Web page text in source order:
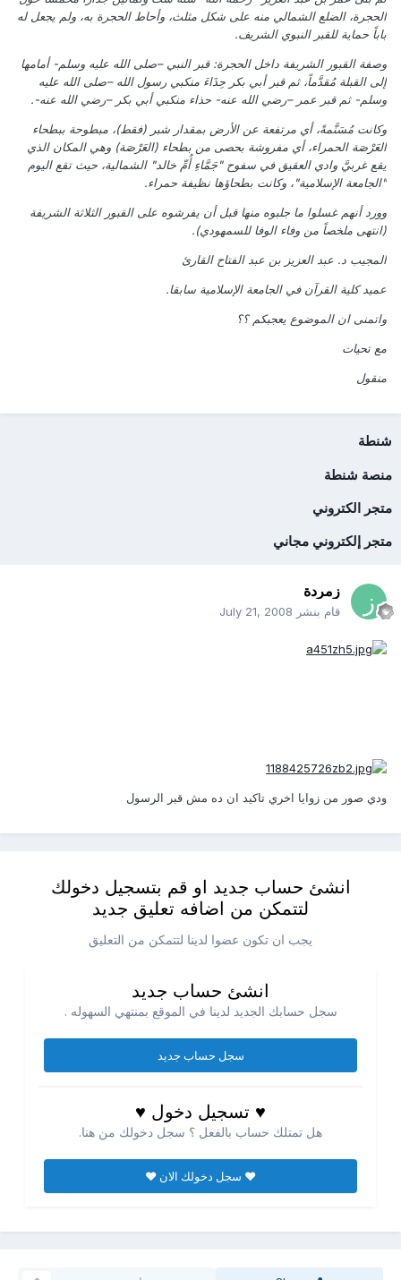
الحجرة، الضلع الشمالي منه على شكل مثلث، وأحاط الحجرة به، ولم يجعل له
باباً حماية للقبر النبوي الشريف.
وصفة القبور الشريفة داخل الحجرة: قبر النبي –صلى الله عليه وسلم- أمامها
إلى القبلة مُقدَّماً، ثم قبر أبي بكر حِذَاءَ منكبي رسول الله –صلى الله عليه
وسلم- ثم قبر عمر –رضي الله عنه- حذاء منكبي أبي بكر –رضي الله عنه-.
وكانت مُسَنَّمةً، أي مرتفعة عن الأرض بمقدار شبر (فقط)، مبطوحة ببطحاء
العَرْصَة الحمراء، أي مفروشة بحصى من بطحاء (العَرْصَة) وهي المكان الذي
يقع غربيَّ وادي العقيق في سفوح "جَمَّاءِ أُمِّ خالد" الشمالية، حيث تقع اليوم
"الجامعة الإسلامية"، وكانت بطحاؤها نظيفة حمراء.
وورد أنهم غسلوا ما جلبوه منها قبل أن يفرشوه على القبور الثلاثة الشريفة
(انتهى ملخصاً من وفاء الوفا للسمهودي).
المجيب د. عبد العزيز بن عبد الفتاح القارئ
عميد كلية القرآن في الجامعة الإسلامية سابقا.
واتمنى ان الموضوع يعجبكم ؟؟
مع تحيات
منقول
شنطة
منصة شنطة
متجر الكتروني
متجر إلكتروني مجاني
زمردة
قام بنشر July 21, 2008
ودي صور من زوايا اخري تاكيد ان ده مش قبر الرسول
انشئ حساب جديد او قم بتسجيل دخولك
لتتمكن من اضافه تعليق جديد
يجب ان تكون عضوا لدينا لتتمكن من التعليق
انشئ حساب جديد
سجل حسابك الجديد لدينا في الموقع بمنتهي السهوله .
سجل حساب جديد
♥ تسجيل دخول ♥
هل تمتلك حساب بالفعل ؟ سجل دخولك من هنا.
♥ سجل دخولك الان ♥